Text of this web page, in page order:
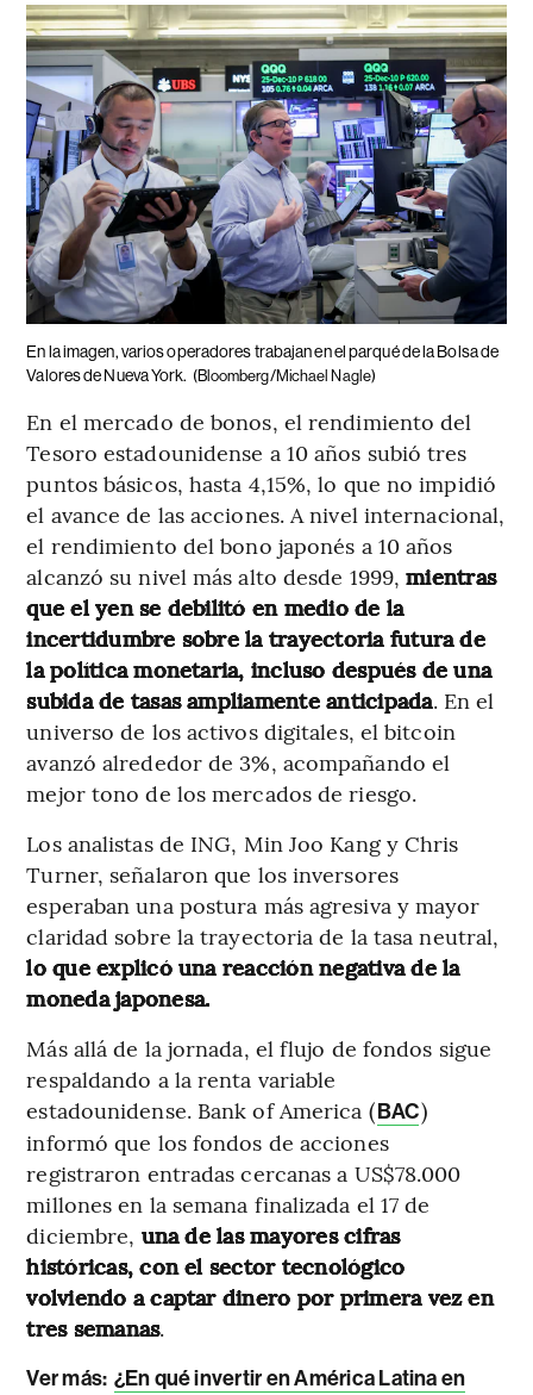
En la imagen, varios operadores trabajan en el parqué de la Bolsa de
Valores de Nueva York. (Bloomberg/Michael Nagle)
En el mercado de bonos, el rendimiento del
Tesoro estadounidense a 10 años subió tres
puntos básicos, hasta 4,15%, lo que no impidió
el avance de las acciones. A nivel internacional,
el rendimiento del bono japonés a 10 años
alcanzó su nivel más alto desde 1999,mientras
que el yen se debilitó en medio de la
incertidumbre sobre la trayectoria futura de
la política monetaria, incluso después de una
subida de tasas ampliamente anticipada. En el
universo de los activos digitales, el bitcoin
avanzó alrededor de 3%, acompañando el
mejor tono de los mercados de riesgo.
Los analistas de ING, Min Joo Kang y Chris
Turner, señalaron que los inversores
esperaban una postura más agresiva y mayor
claridad sobre la trayectoria de la tasa neutral,
lo que explicó una reacción negativa de la
moneda japonesa.
Más allá de la jornada, el flujo de fondos sigue
respaldando a la renta variable
estadounidense. Bank of America (BAC)
informó que los fondos de acciones
registraron entradas cercanas a US$78.000
millones en la semana finalizada el 17 de
diciembre, una de las mayores cifras
históricas, con el sector tecnológico
volviendo a captar dinero por primera vez en
tres semanas.
Ver más: ¿En qué invertir en América Latina en